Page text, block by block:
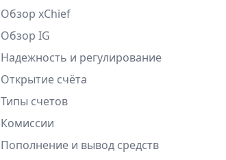
Обзор xChief
Обзор IG
Надежность и регулирование
Открытие счёта
Типы счетов
Комиссии
Пополнение и вывод средств